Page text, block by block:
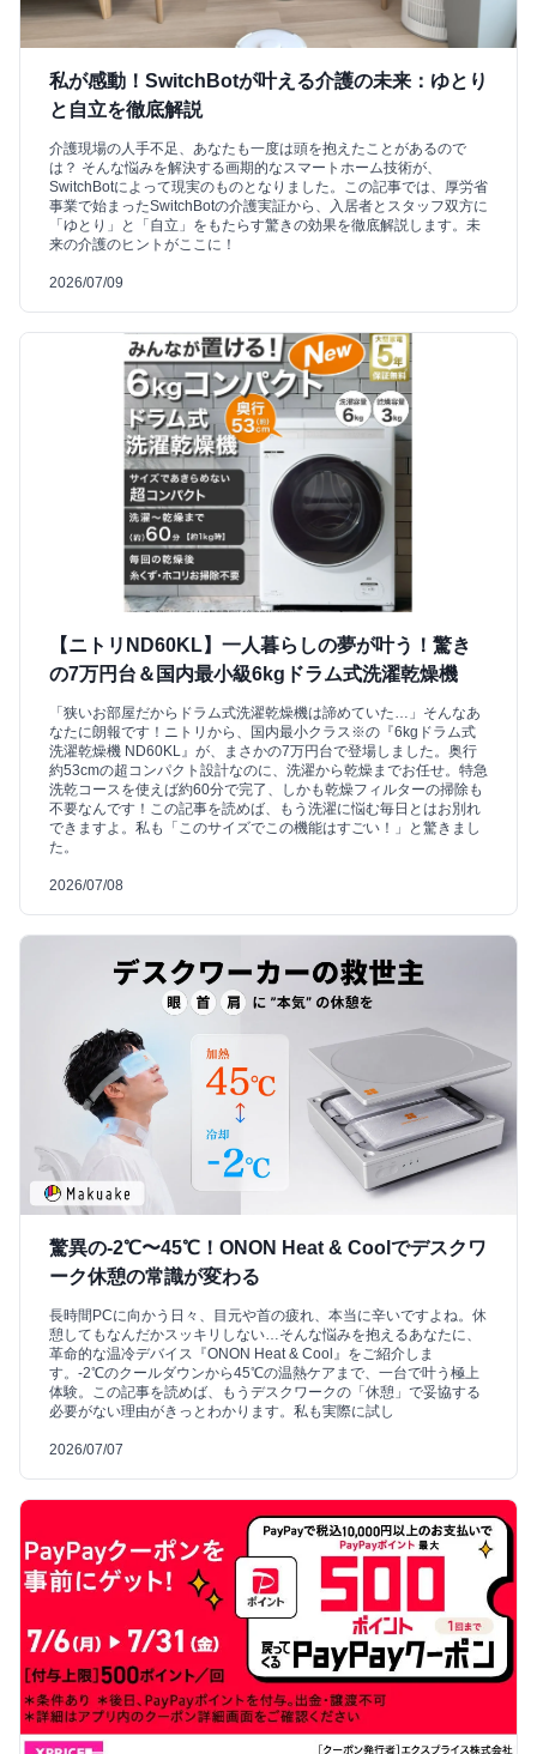
私が感動！SwitchBotが叶える介護の未来：ゆとり
と自立を徹底解説
介護現場の人手不足、あなたも一度は頭を抱えたことがあるので
は？ そんな悩みを解決する画期的なスマートホーム技術が、
SwitchBotによって現実のものとなりました。この記事では、厚労省
事業で始まったSwitchBotの介護実証から、入居者とスタッフ双方に
「ゆとり」と「自立」をもたらす驚きの効果を徹底解説します。未
来の介護のヒントがここに！
2026/07/09
【ニトリND60KL】一人暮らしの夢が叶う！驚き
の7万円台＆国内最小級6kgドラム式洗濯乾燥機
「狭いお部屋だからドラム式洗濯乾燥機は諦めていた…」そんなあ
なたに朗報です！ニトリから、国内最小クラス※の『6kgドラム式
洗濯乾燥機 ND60KL』が、まさかの7万円台で登場しました。奥行
約53cmの超コンパクト設計なのに、洗濯から乾燥までお任せ。特急
洗乾コースを使えば約60分で完了、しかも乾燥フィルターの掃除も
不要なんです！この記事を読めば、もう洗濯に悩む毎日とはお別れ
できますよ。私も「このサイズでこの機能はすごい！」と驚きまし
た。
2026/07/08
驚異の-2℃〜45℃！ONON Heat & Coolでデスクワ
ーク休憩の常識が変わる
長時間PCに向かう日々、目元や首の疲れ、本当に辛いですよね。休
憩してもなんだかスッキリしない…そんな悩みを抱えるあなたに、
革命的な温冷デバイス『ONON Heat & Cool』をご紹介しま
す。-2℃のクールダウンから45℃の温熱ケアまで、一台で叶う極上
体験。この記事を読めば、もうデスクワークの「休憩」で妥協する
必要がない理由がきっとわかります。私も実際に試し
2026/07/07